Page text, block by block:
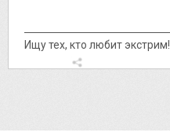
Ищу тех, кто любит экстрим!